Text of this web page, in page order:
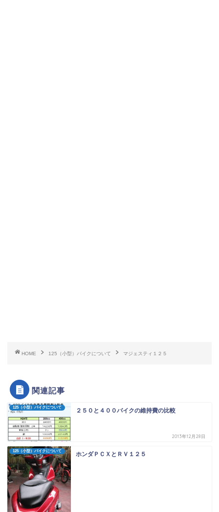
HOME 125（小型）バイクについて マジェスティ１２５
関連記事
125（小型）バイクについて ２５０と４００バイクの維持費の比較
2013年12月28日
125（小型）バイクについて ホンダＰＣＸとＲＶ１２５